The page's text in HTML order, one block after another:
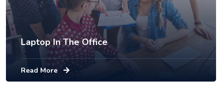
Laptop In The Office
Read More